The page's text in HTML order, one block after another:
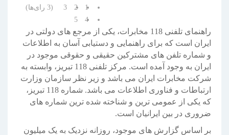
1
2
3
4
5
(3 رای‌ها)
راهنمای تلفنی 118 مخابرات، یکی از مرجع های دولتی در
ایران است که برای راهنمایی و دستیابی آسان به اطلاعات
و شماره تلفن های مشترکین حقیقی و حقوقی موجود در
ایران به وجود آمده است. مرکز تلفنی 118 تبریز، وابسته به
شرکت مخابرات ایران می باشد و زیر نظر سازمان وزارت
ارتباطات و فناوری اطلاعات می باشد. شماره 118 تبریز،
که یکی از عمومی ترین و شناخته شده ترین شماره های
ضروری در بین ایرانیان است.
بر اساس گزارش های موجود، روزانه نزدیک به یک میلیون